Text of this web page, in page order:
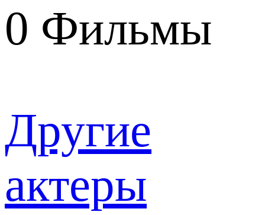
0 Фильмы
Другие
актеры